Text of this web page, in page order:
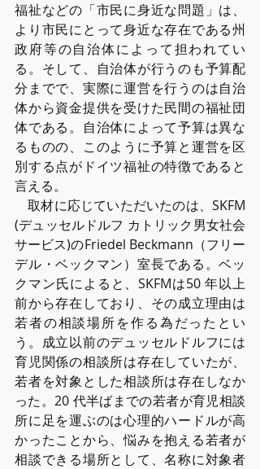
福祉などの「市⺠に⾝近な問題」は、
より市⺠にとって⾝近な存在である州
政府等の⾃治体によって担われてい
る。そして、⾃治体が⾏うのも予算配
分までで、実際に運営を⾏うのは⾃治
体から資⾦提供を受けた⺠間の福祉団
体である。⾃治体によって予算は異な
るものの、このように予算と運営を区
別する点がドイツ福祉の特徴であると
⾔える。
取材に応じていただいたのは、SKFM
(デュッセルドルフ カトリック男⼥社会
サービス)のFriedel Beckmann（フリー
デル・ベックマン）室⻑である。ベッ
クマン⽒によると、SKFMは50 年以上
前から存在しており、その成⽴理由は
若者の相談場所を作る為だったとい
う。成⽴以前のデュッセルドルフには
育児関係の相談所は存在していたが、
若者を対象とした相談所は存在しなか
った。20 代半ばまでの若者が育児相談
所に⾜を運ぶのは⼼理的ハードルが⾼
かったことから、悩みを抱える若者が
相談できる場所として、名称に対象者